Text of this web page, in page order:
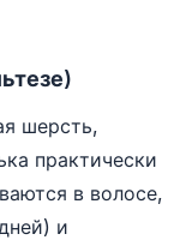
шерсть,
практически
в волосе,
и